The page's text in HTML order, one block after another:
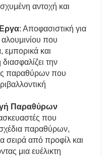
αντοχή και
: Αποφασιστική για
που
εμπορικά και
την
παραθύρων που
Παραθύρων
που
παραθύρων,
σειρά από προφίλ και
μια ευέλικτη